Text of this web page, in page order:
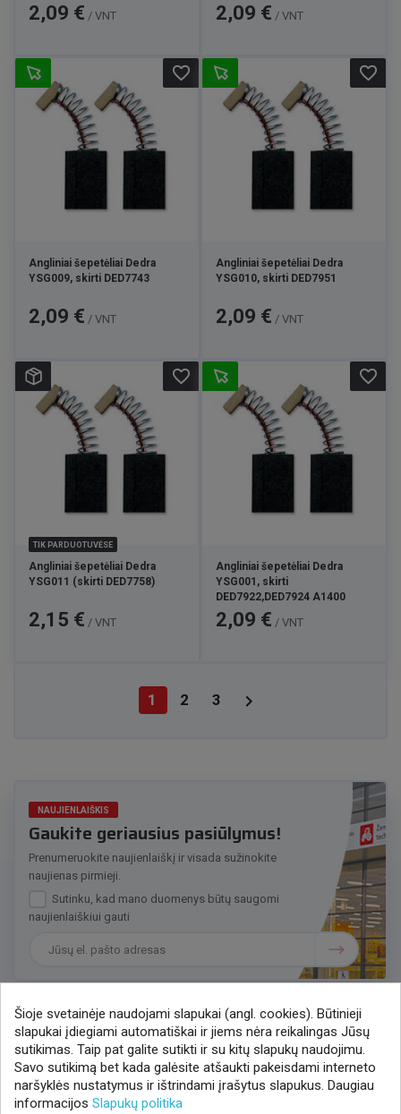
Kaina
2,09 € / VNT
Kaina
2,09 € / VNT
Angliniai šepetėliai Dedra
YSG009, skirti DED7743
Kaina
2,09 € / VNT
favorite_border
Angliniai šepetėliai Dedra
YSG010, skirti DED7951
Kaina
2,09 € / VNT
favorite_border
TIK PARDUOTUVĖSE
Angliniai šepetėliai Dedra
YSG011 (skirti DED7758)
Kaina
2,15 € / VNT
favorite_border
Angliniai šepetėliai Dedra
YSG001, skirti
DED7922,DED7924 A1400
Kaina
2,09 € / VNT
favorite_border
1 2 3 
NAUJIENLAIŠKIS
Gaukite geriausius pasiūlymus!
Prenumeruokite naujienlaiškį ir visada sužinokite
naujienas pirmieji.
Sutinku, kad mano duomenys būtų saugomi
naujienlaiškiui gauti
Susisiekime
+370 37 405401
lytagra@lytagra.lt
Šioje svetainėje naudojami slapukai (angl. cookies). Būtinieji
slapukai įdiegiami automatiškai ir jiems nėra reikalingas Jūsų
sutikimas. Taip pat galite sutikti ir su kitų slapukų naudojimu.
Savo sutikimą bet kada galėsite atšaukti pakeisdami interneto
naršyklės nustatymus ir ištrindami įrašytus slapukus. Daugiau
informacijos Slapukų politika